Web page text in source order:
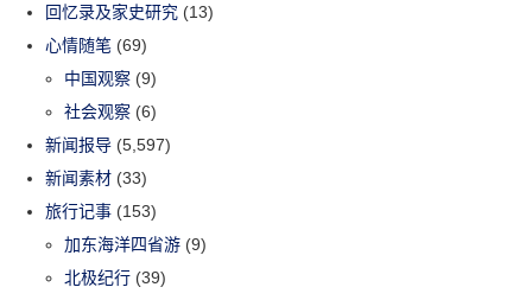
回忆录及家史研究 (13)
心情随笔 (69)
中国观察 (9)
社会观察 (6)
新闻报导 (5,597)
新闻素材 (33)
旅行记事 (153)
加东海洋四省游 (9)
北极纪行 (39)